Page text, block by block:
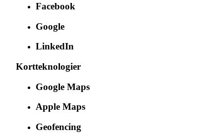
Facebook
Google
LinkedIn
Kortteknologier
Google Maps
Apple Maps
Geofencing